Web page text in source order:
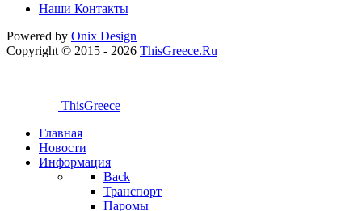
Наши Контакты
Powered by Onix Design
Copyright © 2015 - 2026 ThisGreece.Ru
ThisGreece
Главная
Новости
Информация
Back
Транспорт
Паромы